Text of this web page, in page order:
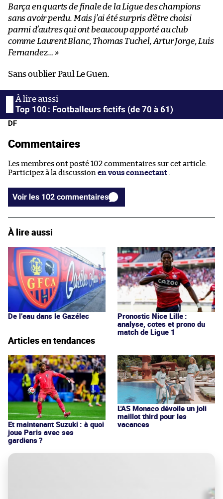
Barça en quarts de finale de la Ligue des champions
sans avoir perdu. Mais j’ai été surpris d’être choisi
parmi d’autres qui ont beaucoup apporté au club
comme Laurent Blanc, Thomas Tuchel, Artur Jorge, Luis
Fernandez… »
Sans oublier Paul Le Guen.
Top 100 : Footballeurs fictifs (de 70 à 61)
DF
Commentaires
Les membres ont posté 102 commentaires sur cet article.
Participez à la discussion en vous connectant
Voir les 102 commentaires
À lire aussi
De l’eau dans le Gazélec
Pronostic Nice Lille :
analyse, cotes et prono du
match de Ligue 1
Articles en tendances
Et maintenant Suzuki : à quoi
joue Paris avec ses
gardiens ?
L'AS Monaco dévoile un joli
maillot third pour les
vacances